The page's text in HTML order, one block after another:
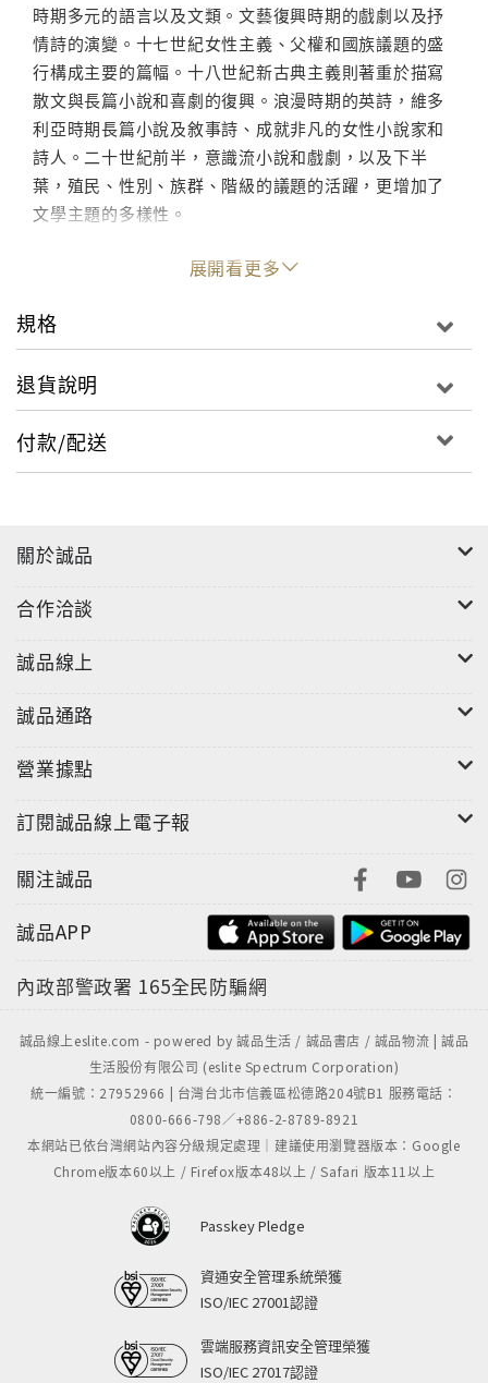
時期多元的語言以及文類。文藝復興時期的戲劇以及抒
情詩的演變。十七世紀女性主義、父權和國族議題的盛
行構成主要的篇幅。十八世紀新古典主義則著重於描寫
散文與長篇小說和喜劇的復興。浪漫時期的英詩，維多
利亞時期長篇小說及敘事詩、成就非凡的女性小說家和
詩人。二十世紀前半，意識流小說和戲劇，以及下半
葉，殖民、性別、族群、階級的議題的活躍，更增加了
文學主題的多樣性。
展開看更多
規格
退貨說明
付款/配送
關於誠品
合作洽談
誠品線上
誠品通路
營業據點
訂閱誠品線上電子報
關注誠品
誠品APP
內政部警政署 165全民防騙網
誠品線上eslite.com - powered by 誠品生活 / 誠品書店 / 誠品物流 | 誠品
生活股份有限公司 (eslite Spectrum Corporation)
統一編號：27952966 | 台灣台北市信義區松德路204號B1 服務電話：
0800-666-798／+886-2-8789-8921
本網站已依台灣網站內容分級規定處理｜建議使用瀏覽器版本：Google
Chrome版本60以上 / Firefox版本48以上 / Safari 版本11以上
Passkey Pledge
資通安全管理系統榮獲
ISO/IEC 27001認證
雲端服務資訊安全管理榮獲
ISO/IEC 27017認證